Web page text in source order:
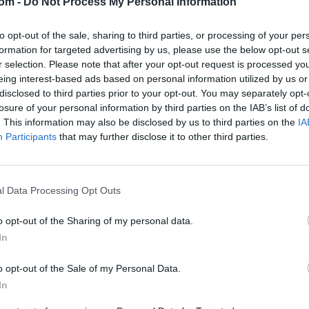
opt-out of the sale, sharing to third parties, or processing of your
for targeted advertising by us, please use the below opt-out
selection. Please note that after your opt-out request is processed
interest-based ads based on personal information utilized by us
to third parties prior to your opt-out. You may separately
of your personal information by third parties on the IAB’s list of
This information may also be disclosed by us to third parties on the
Participants that may further disclose it to other third parties.
Data Processing Opt Outs
opt-out of the Sharing of my personal data.
opt-out of the Sale of my Personal Data.
postopke.
so policisti danes enemu otroku in še
850 petard in zažigalno vrvico. Na
policisti pri vodstvu šole prevzeli približno 650
učencih, so sporočili s Policijske uprave Kranj
šolama, ki sta dogodke prijavili.
zaskrbljujoč predvsem zaseg zažigalne vrvice,
aktiviranje večjega števila petard. "Učinek
zelo nevaren, zelo ogrožajoč in
in napačna raba pirotehnike vodi do
lahko zelo hude posledice. "Zato se rabi
s pirotehniko ali s podobnimi stvarmi